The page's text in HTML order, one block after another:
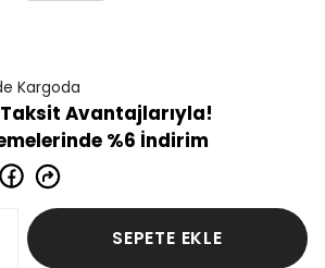
Kargoda
Taksit Avantajlarıyla!
%6 İndirim
SEPETE EKLE